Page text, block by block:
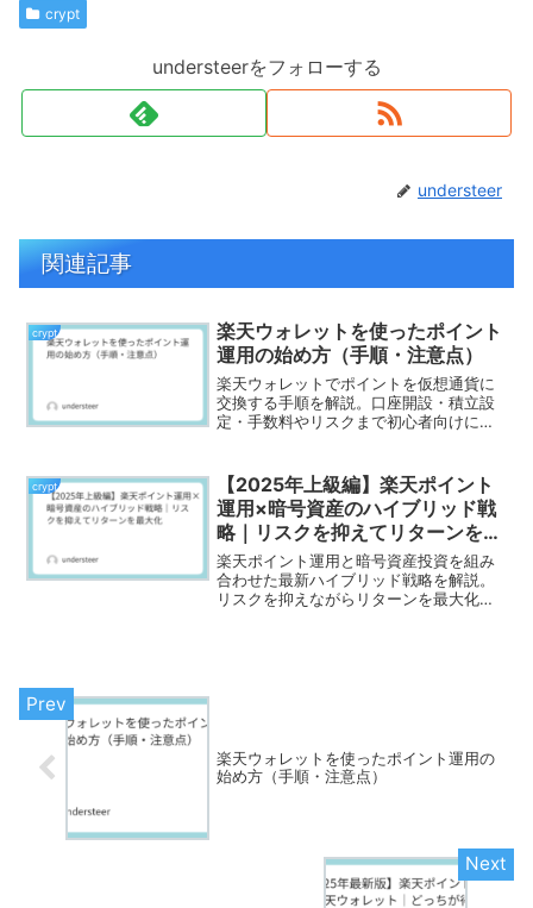
crypt
understeerをフォローする
understeer
関連記事
crypt
楽天ウォレットを使ったポイント
運用の始め方（手順・注意点）
楽天ウォレットでポイントを仮想通貨に
交換する手順を解説。口座開設・積立設
定・手数料やリスクまで初心者向けにわ
crypt
【2025年上級編】楽天ポイント
運用×暗号資産のハイブリッド戦
略｜リスクを抑えてリターンを最
大化
楽天ポイント運用と暗号資産投資を組み
合わせた最新ハイブリッド戦略を解説。
リスクを抑えながらリターンを最大化す
楽天ウォレットを使ったポイント運用の
始め方（手順・注意点）